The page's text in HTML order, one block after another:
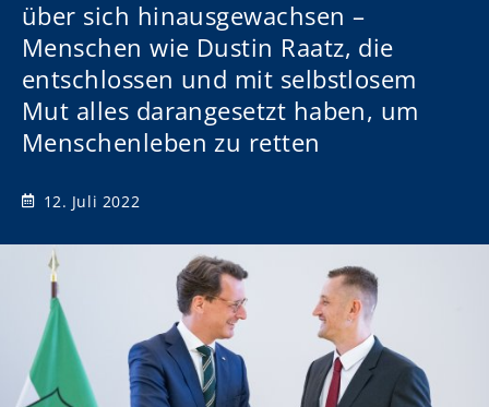
über sich hinausgewachsen –
Menschen wie Dustin Raatz, die
entschlossen und mit selbstlosem
Mut alles darangesetzt haben, um
Menschenleben zu retten
12. Juli 2022